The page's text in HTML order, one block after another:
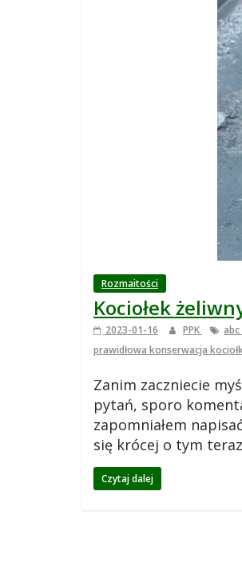
o
g
m
e
Rozmaitości
Kociołek
2023-01-16 PPK
prawidłowa konserwacja
Zanim zaczniecie
pytań, sporo
zapomniałem
się krócej o tym
Czytaj dalej